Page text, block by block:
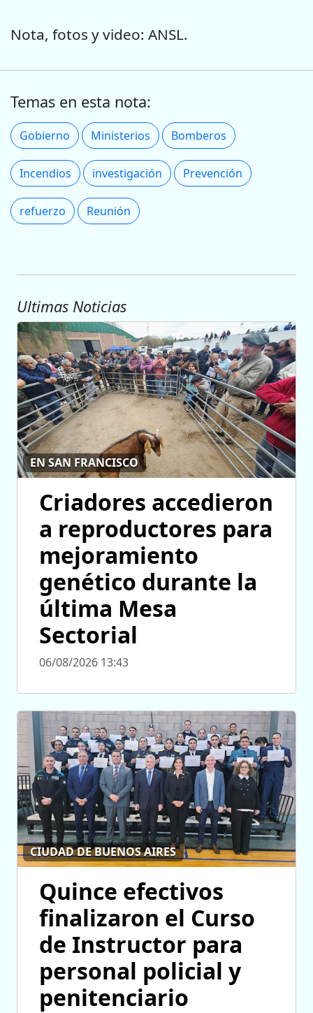
Nota, fotos y video: ANSL.
Temas en esta nota:
Gobierno Ministerios Bomberos
Incendios investigación Prevención
refuerzo Reunión
Ultimas Noticias
EN SAN FRANCISCO
Criadores accedieron
a reproductores para
mejoramiento
genético durante la
última Mesa
Sectorial
06/08/2026 13:43
CIUDAD DE BUENOS AIRES
Quince efectivos
finalizaron el Curso
de Instructor para
personal policial y
penitenciario